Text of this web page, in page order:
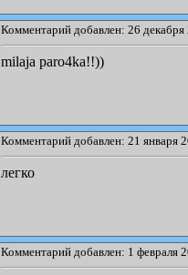
Комментарий добавлен: 26
milaja paro4ka!!))
Комментарий добавлен: 21 января
легко
Комментарий добавлен: 1 февраля